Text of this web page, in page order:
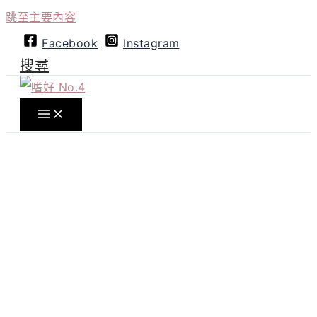
跳至主要內容
Facebook
Instagram
搜尋